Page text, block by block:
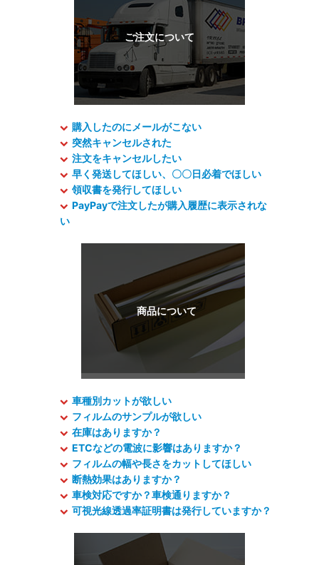
購入したのにメールがこない
突然キャンセルされた
注文をキャンセルしたい
早く発送してほしい、〇〇日必着でほしい
領収書を発行してほしい
PayPayで注文したが購入履歴に表示されな
い
車種別カットが欲しい
フィルムのサンプルが欲しい
在庫はありますか？
ETCなどの電波に影響はありますか？
フィルムの幅や長さをカットしてほしい
断熱効果はありますか？
車検対応ですか？車検通りますか？
可視光線透過率証明書は発行していますか？